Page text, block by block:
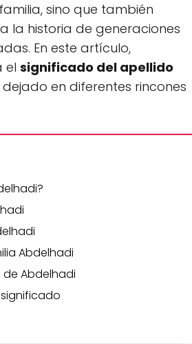
sino que también
la historia de generaciones
En este artículo,
el significado del apellido
en diferentes rincones
Abdelhadi
Abdelhadi